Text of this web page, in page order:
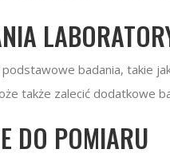
badania, takie
także zalecić dodatkowe
DO POMIARU